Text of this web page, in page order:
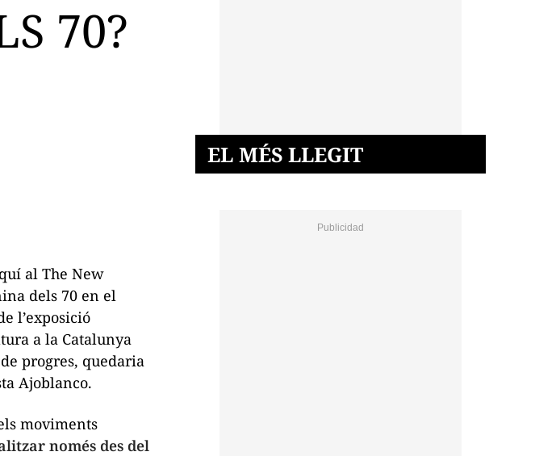
70?
al The New
dels 70 en el
l’exposició
a la Catalunya
progres, quedaria
Ajoblanco.
moviments
només des del
EL MÉS LLEGIT